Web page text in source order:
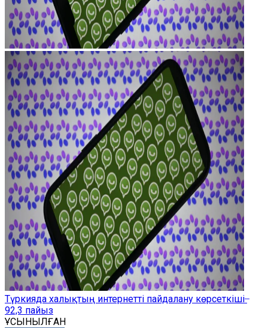
Түркияда халықтың интернетті пайдалану көрсеткіші ̶
92,3 пайыз
ҰСЫНЫЛҒАН